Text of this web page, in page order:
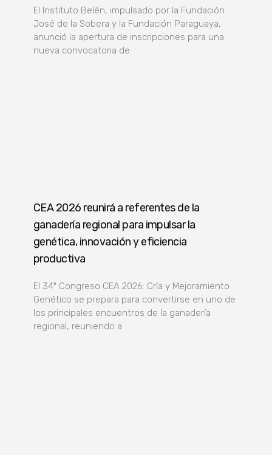
El Instituto Belén, impulsado por la Fundación
José de la Sobera y la Fundación Paraguaya,
anunció la apertura de inscripciones para una
nueva convocatoria de
CEA 2026 reunirá a referentes de la
ganadería regional para impulsar la
genética, innovación y eficiencia
productiva
El 34º Congreso CEA 2026: Cría y Mejoramiento
Genético se prepara para convertirse en uno de
los principales encuentros de la ganadería
regional, reuniendo a